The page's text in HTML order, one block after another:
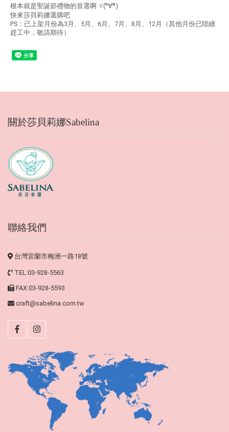
根本就是聖誕節禮物的首選啊ヾ(^ิ∀^ิ)
快來莎貝莉娜選購吧
PS：已上架月份為3月、5月、6月、7月、8月、12月（其他月份已陸續
趕工中，敬請期待）
關於莎貝莉娜Sabelina
聯絡我們
台灣宜蘭市梅洲一路18號
TEL:03-928-5563
FAX:03-928-5593
craft@sabelina.com.tw